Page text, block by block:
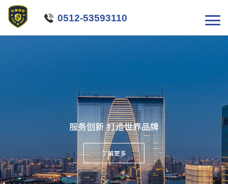
 0512-53593110
服务创新 打造世界品牌
了解更多